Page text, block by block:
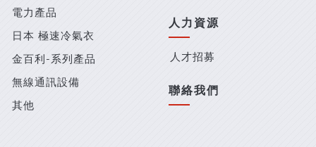
電力產品
日本 極速冷氣衣
金百利-系列產品
無線通訊設備
其他
人力資源
人才招募
聯絡我們